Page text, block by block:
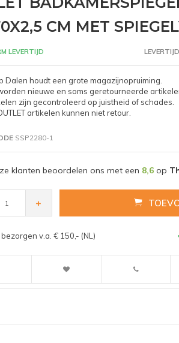
CM MET
LEVERTIJD LEVERTIJD
Dalen houdt een grote magazijnopruiming.
nieuwe en soms geretourneerde
zijn gecontroleerd op juistheid of schades.
artikelen kunnen niet retour.
SSP2280-1
klanten beoordelen ons met een 8,6op
+
v.a. € 150,- (NL)